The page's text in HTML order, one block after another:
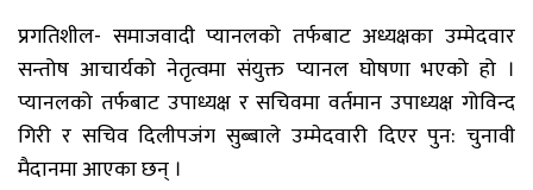
प्रगतिशील- समाजवादी प्यानलको तर्फबाट अध्यक्षका उम्मेदवार
सन्तोष आचार्यको नेतृत्वमा संयुक्त प्यानल घोषणा भएको हो ।
प्यानलको तर्फबाट उपाध्यक्ष र सचिवमा वर्तमान उपाध्यक्ष गोविन्द
गिरी र सचिव दिलीपजंग सुब्बाले उम्मेदवारी दिएर पुन: चुनावी
मैदानमा आएका छन् ।